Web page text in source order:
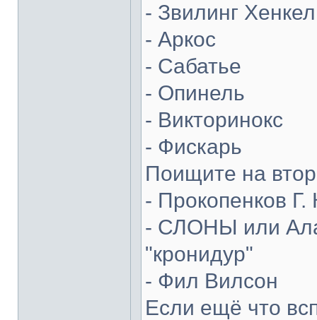
- Звилинг
- Аркос
- Сабатье
- Опинель
- Викторинокс
- Фискарь
Поищите на
- Прокопенков Г.
- СЛОНЫ или
"кронидур"
- Фил Вилсон
Если ещё что